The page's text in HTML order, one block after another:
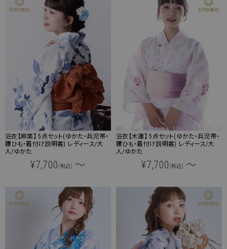
浴衣【麻葉】 5点セット(ゆかた・兵児帯・
腰ひも・着付け説明書) レディース/大
人/ゆかた
¥7,700 (税込) ～
浴衣【木蓮】 5点セット(ゆかた・兵児帯・
腰ひも・着付け説明書) レディース/大
人/ゆかた
¥7,700 (税込) ～